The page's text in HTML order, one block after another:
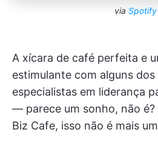
via Spotify
A xícara de café perfeita e
estimulante com alguns
especialistas em liderança
— parece um sonho, não é?
Biz Cafe, isso não é mais